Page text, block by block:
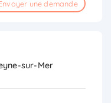
une demande
sur-Mer